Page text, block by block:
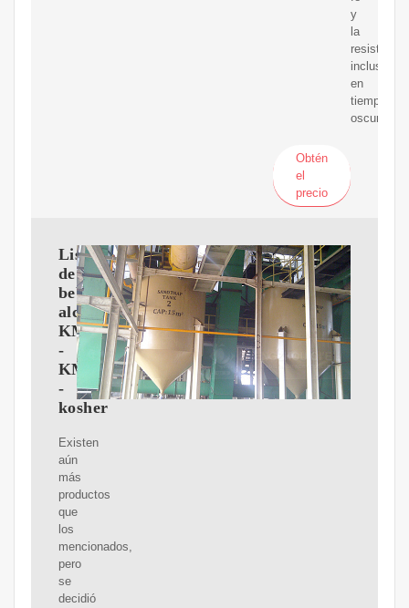
y
la
resistencia
incluso
en
tiempos
oscuros.
Obtén
el
precio
Lista
de
bebidas
alcohólicas
KMD
-
KMD
-
kosher
Existen
aún
más
productos
que
los
mencionados,
pero
se
decidió